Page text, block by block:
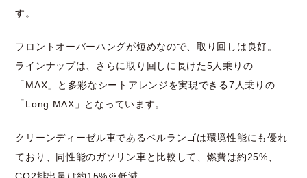
す。
フロントオーバーハングが短めなので、取り回しは良好。
ラインナップは、さらに取り回しに長けた5人乗りの
「MAX」と多彩なシートアレンジを実現できる7人乗りの
「Long MAX」となっています。
クリーンディーゼル車であるベルランゴは環境性能にも優れ
ており、同性能のガソリン車と比較して、燃費は約25%、